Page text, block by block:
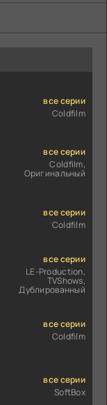
все серии
Coldfilm
все серии
Coldfilm,
Оригинальный
все серии
Coldfilm
все серии
LE-Production,
TVShows,
Дублированный
все серии
Coldfilm
все серии
SoftBox